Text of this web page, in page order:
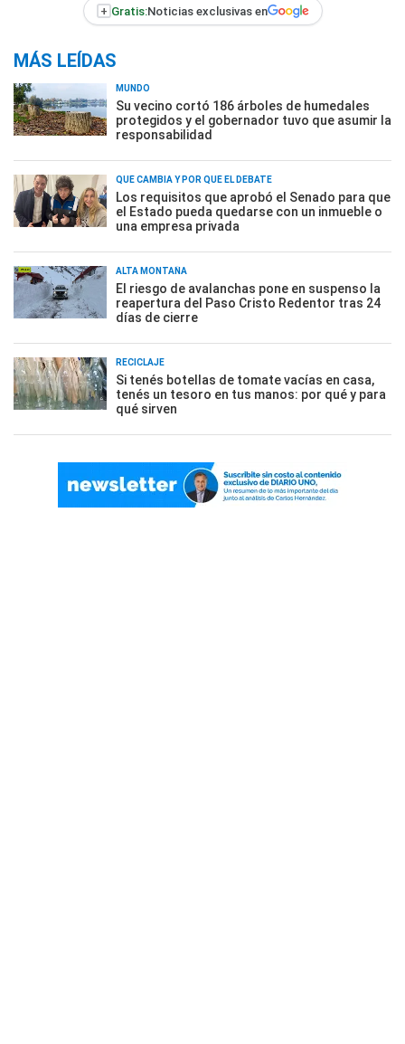
+ Gratis:Noticias exclusivas en
MÁS LEÍDAS
MUNDO
Su vecino cortó 186 árboles de humedales
protegidos y el gobernador tuvo que asumir la
responsabilidad
QUÉ CAMBIA Y POR QUÉ EL DEBATE
Los requisitos que aprobó el Senado para que
el Estado pueda quedarse con un inmueble o
una empresa privada
ALTA MONTAÑA
El riesgo de avalanchas pone en suspenso la
reapertura del Paso Cristo Redentor tras 24
días de cierre
RECICLAJE
Si tenés botellas de tomate vacías en casa,
tenés un tesoro en tus manos: por qué y para
qué sirven